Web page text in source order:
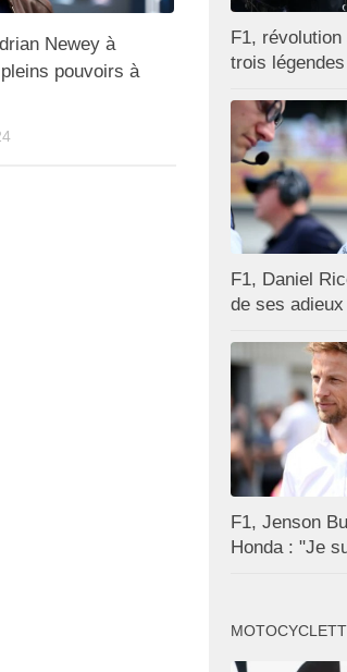
Newey à
pouvoirs à
F1, révolution
trois
F1, Daniel
de ses
F1, Jenson
Honda : "Je